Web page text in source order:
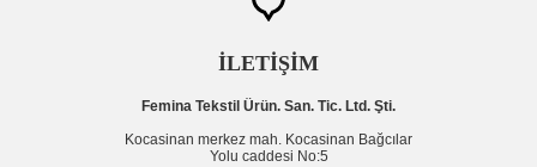
İLETİŞİM
Femina Tekstil Ürün. San. Tic. Ltd. Şti.
Kocasinan merkez mah. Kocasinan Bağcılar
Yolu caddesi No:5